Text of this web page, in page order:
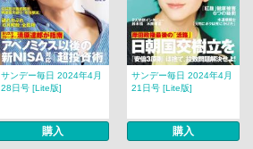
サンデー毎日 2024年4月
28日号 [Lite版]
購入
サンデー毎日 2024年4月
21日号 [Lite版]
購入